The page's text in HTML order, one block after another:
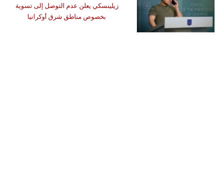
زيلينسكي يعلن عدم التوصل إلى تسوية
بخصوص مناطق شرق أوكرانيا